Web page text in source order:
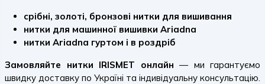
срібні, золоті, бронзові нитки для вишивання
нитки для машинної вишивки Ariadna
нитки Ariadna гуртом і в роздріб
Замовляйте нитки IRISMET онлайн — ми гарантуємо
швидку доставку по Україні та індивідуальну консультацію.